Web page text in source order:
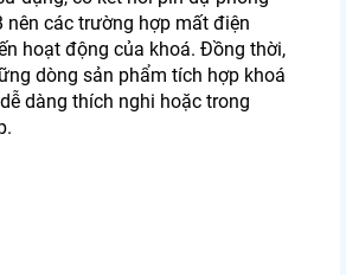
nên các trường hợp mất điện
hoạt động của khoá. Đồng thời,
dòng sản phẩm tích hợp khoá
dàng thích nghi hoặc trong